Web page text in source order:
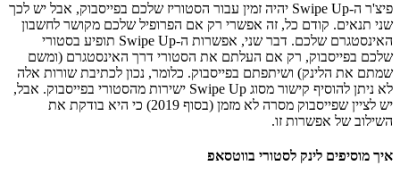
פיצ'ר ה-Swipe Up יהיה זמין עבור הסטוריז שלכם בפייסבוק, אבל יש לכך
שני תנאים. קודם כל, זה אפשרי רק אם הפרופיל שלכם מקושר לחשבון
האינסטגרם שלכם. דבר שני, אפשרות ה-Swipe Up תופיע בסטורי
שלכם בפייסבוק, רק אם העלתם את הסטורי דרך האינסטגרם (ומשם
שמתם את הלינק) ושיתפתם בפייסבוק. כלומר, נכון לכתיבת שורות אלה
לא ניתן להוסיף קישור מסוג Swipe Up ישירות מהסטורי בפייסבוק. אבל,
יש לציין שפייסבוק מסרה לא מזמן (בסוף 2019) כי היא בודקת את
השילוב של אפשרות זו.
איך מוסיפים לינק לסטורי בווטסאפ